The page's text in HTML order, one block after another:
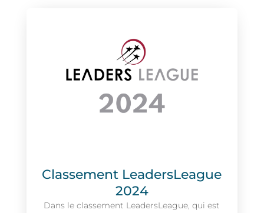
Classement LeadersLeague
2024
Dans le classement LeadersLeague, qui est